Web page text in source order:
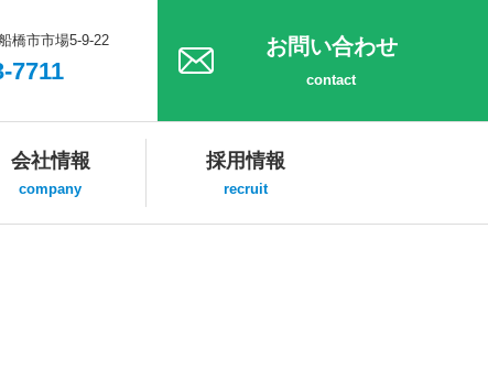
橋市市場5-9-22
7711
お問い合わせ
contact
会社情報
company
採用情報
recruit